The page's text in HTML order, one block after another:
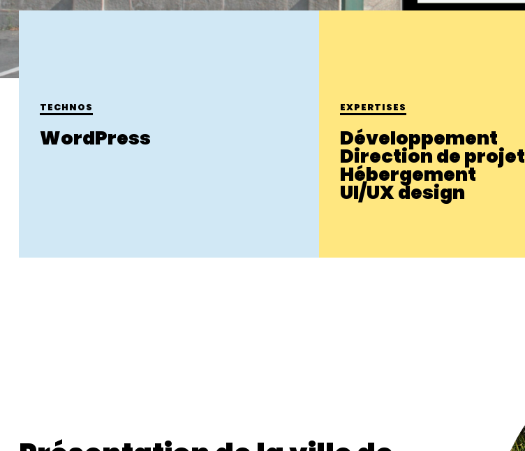
TECHNOS
WordPress
EXPERTISES
Développement
Direction de projet
Hébergement
UI/UX design